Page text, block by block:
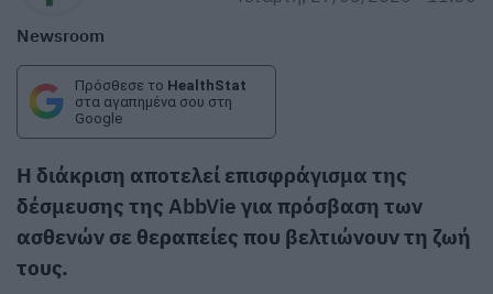
Newsroom
Πρόσθεσε το HealthStat
στα αγαπημένα σου στη
Google
Η διάκριση αποτελεί επισφράγισμα της
δέσμευσης της AbbVie για πρόσβαση των
ασθενών σε θεραπείες που βελτιώνουν τη ζωή
τους.